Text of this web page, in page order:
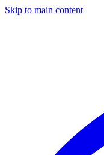
Skip to main content